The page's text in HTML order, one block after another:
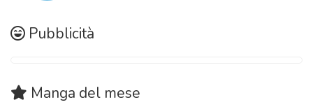
Pubblicità
Manga del mese